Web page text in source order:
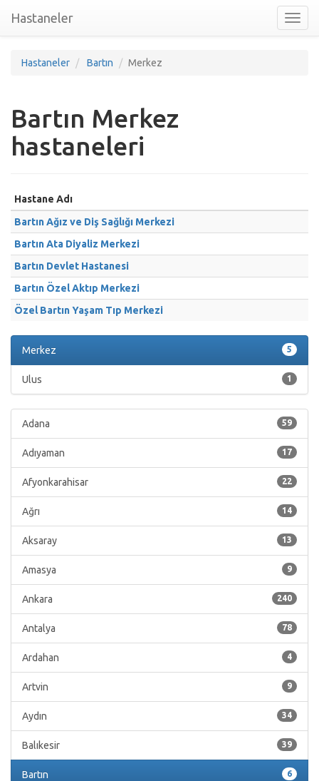
nav
Hastaneler
Hastaneler Bartın Merkez
Bartın Merkez
hastaneleri
Hastane Adı
Bartın Ağız ve Diş Sağlığı Merkezi
Bartın Ata Diyaliz Merkezi
Bartın Devlet Hastanesi
Bartın Özel Aktıp Merkezi
Özel Bartın Yaşam Tıp Merkezi
5
Merkez
1
Ulus
59
Adana
17
Adıyaman
22
Afyonkarahisar
14
Ağrı
13
Aksaray
9
Amasya
240
Ankara
78
Antalya
4
Ardahan
9
Artvin
34
Aydın
39
Balıkesir
6
Bartın